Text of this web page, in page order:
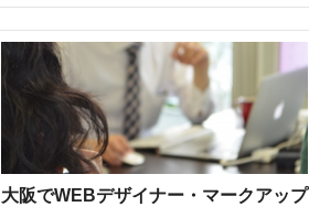
大阪でWEBデザイナー・マークアップ